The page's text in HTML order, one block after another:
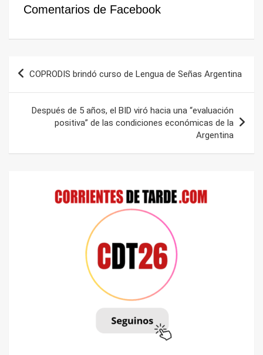
Comentarios de Facebook
Navegación
COPRODIS brindó curso de Lengua de Señas Argentina
Después de 5 años, el BID viró hacia una “evaluación
positiva” de las condiciones económicas de la
Argentina